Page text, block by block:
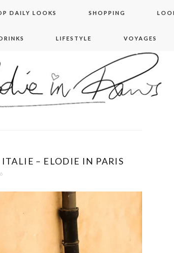
DAILY LOOKS SHOPPING
LIFESTYLE VOYAGES
paris
– ELODIE IN PARIS